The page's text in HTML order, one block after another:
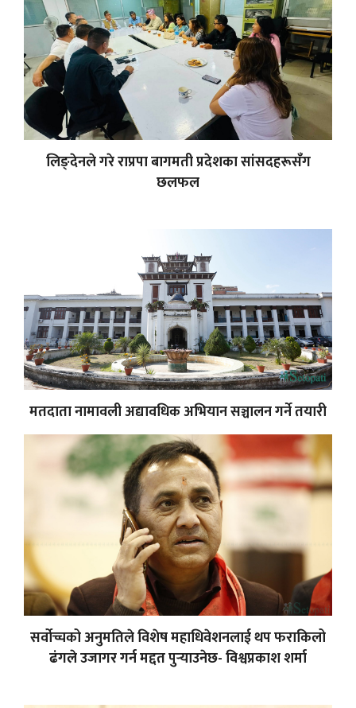
लिङ्देनले गरे राप्रपा बागमती प्रदेशका सांसदहरूसँग
छलफल
मतदाता नामावली अद्यावधिक अभियान सञ्चालन गर्ने तयारी
सर्वोच्चको अनुमतिले विशेष महाधिवेशनलाई थप फराकिलो
ढंगले उजागर गर्न मद्दत पुर्‍याउनेछ- विश्वप्रकाश शर्मा